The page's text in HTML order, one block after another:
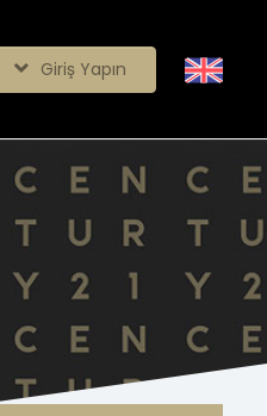
Giriş Yapın